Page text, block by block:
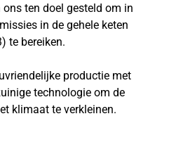
ten doel gesteld om in
in de gehele keten
te bereiken.
productie met
technologie om de
klimaat te verkleinen.